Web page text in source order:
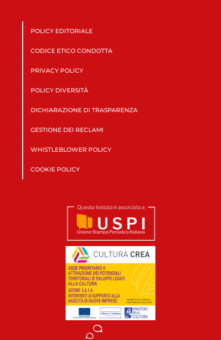
POLICY EDITORIALE
CODICE ETICO CONDOTTA
PRIVACY POLICY
POLICY DIVERSITÀ
DICHIARAZIONE DI TRASPARENZA
GESTIONE DEI RECLAMI
WHISTLEBLOWER POLICY
COOKIE POLICY